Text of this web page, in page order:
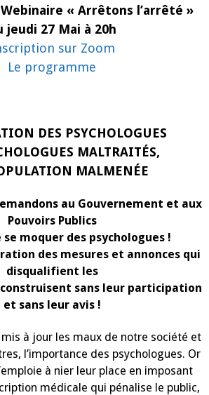
psychologues
le
jeudi
10
Juin
à
13h30
à
« Arrêtons l’arrêté »
jeudi 27 Mai à 20h
sur Zoom
Le programme
DES PSYCHOLOGUES
MALTRAITÉS,
MALMENÉE
au Gouvernement et aux
Pouvoirs Publics
se moquer des psychologues !
des mesures et annonces qui
disqualifient les
construisent sans leur participation
et sans leur avis !
à jour les maux de notre société et
l’importance des psychologues. Or
à nier leur place en imposant
médicale qui pénalise le public,